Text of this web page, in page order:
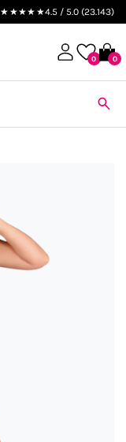
★★★★★4.5 / 5.0 (23.143)
0 0